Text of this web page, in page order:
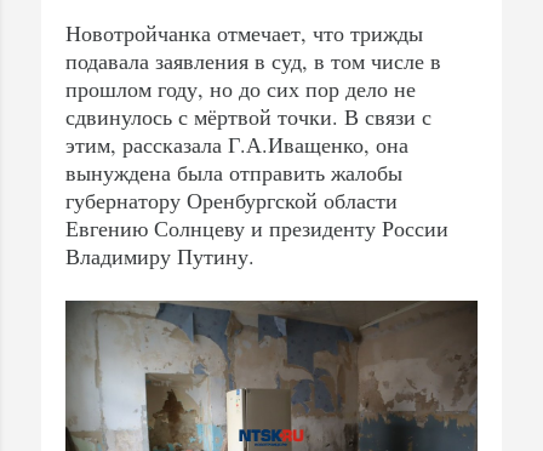
Новотройчанка отмечает, что трижды
подавала заявления в суд, в том числе в
прошлом году, но до сих пор дело не
сдвинулось с мёртвой точки. В связи с
этим, рассказала Г.А.Иващенко, она
вынуждена была отправить жалобы
губернатору Оренбургской области
Евгению Солнцеву и президенту России
Владимиру Путину.